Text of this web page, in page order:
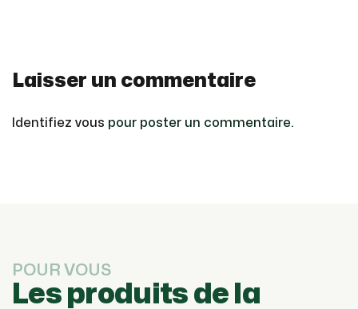
Laisser un commentaire
Identifiez vous pour poster un commentaire.
POUR VOUS
Les produits de la